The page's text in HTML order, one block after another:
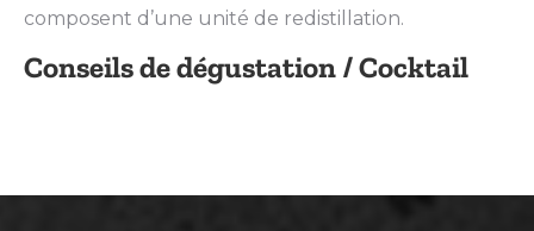
composent d’une unité de redistillation.
Conseils de dégustation / Cocktail